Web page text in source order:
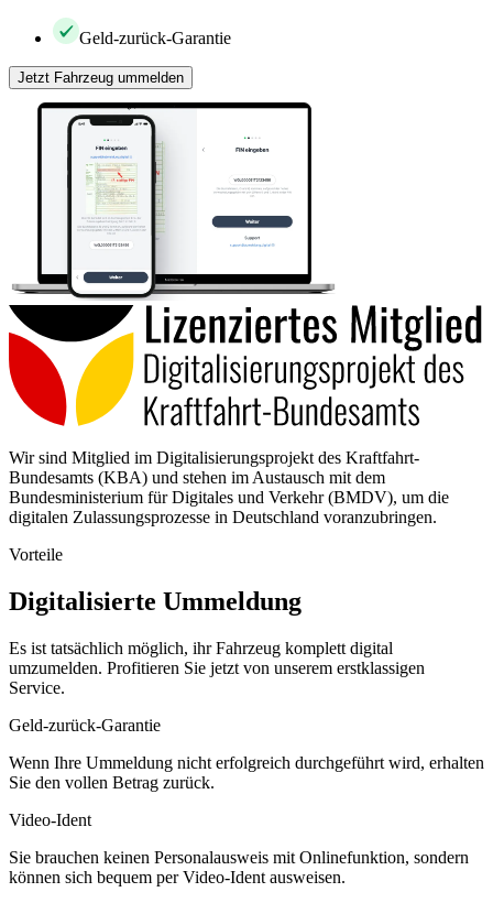
Geld-zurück-Garantie
Jetzt Fahrzeug ummelden
Wir sind Mitglied im Digitalisierungsprojekt des Kraftfahrt-
Bundesamts (KBA) und stehen im Austausch mit dem
Bundesministerium für Digitales und Verkehr (BMDV), um die
digitalen Zulassungsprozesse in Deutschland voranzubringen.
Vorteile
Digitalisierte Ummeldung
Es ist tatsächlich möglich, ihr Fahrzeug komplett digital
umzumelden. Profitieren Sie jetzt von unserem erstklassigen
Service.
Geld-zurück-Garantie
Wenn Ihre Ummeldung nicht erfolgreich durchgeführt wird, erhalten
Sie den vollen Betrag zurück.
Video-Ident
Sie brauchen keinen Personalausweis mit Onlinefunktion, sondern
können sich bequem per Video-Ident ausweisen.